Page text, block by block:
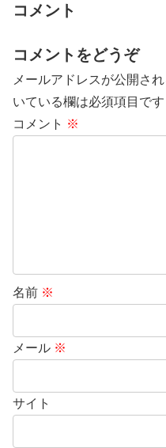
コメント
コメントをどうぞ
メールアドレスが公開さ
いている欄は必須項目です
コメント ※
名前 ※
メール ※
サイト